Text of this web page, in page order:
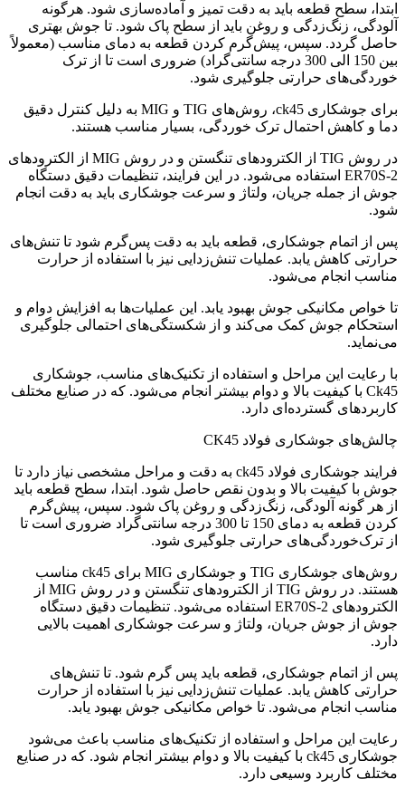
ابتدا، سطح قطعه باید به دقت تمیز و آماده‌سازی شود. هرگونه
آلودگی، زنگ‌زدگی و روغن باید از سطح پاک شود. تا جوش بهتری
حاصل گردد. سپس، پیش‌گرم کردن قطعه به دمای مناسب (معمولاً
بین 150 الی 300 درجه سانتی‌گراد) ضروری است تا از ترک
خوردگی‌های حرارتی جلوگیری شود.
برای جوشکاری ck45، روش‌های TIG و MIG به دلیل کنترل دقیق
دما و کاهش احتمال ترک خوردگی، بسیار مناسب هستند.
در روش TIG از الکترودهای تنگستن و در روش MIG از الکترودهای
ER70S-2 استفاده می‌شود. در این فرایند، تنظیمات دقیق دستگاه
جوش از جمله جریان، ولتاژ و سرعت جوشکاری باید به دقت انجام
شود.
پس از اتمام جوشکاری، قطعه باید به دقت پس‌گرم شود تا تنش‌های
حرارتی کاهش یابد. عملیات تنش‌زدایی نیز با استفاده از حرارت
مناسب انجام می‌شود.
تا خواص مکانیکی جوش بهبود یابد. این عملیات‌ها به افزایش دوام و
استحکام جوش کمک می‌کند و از شکستگی‌های احتمالی جلوگیری
می‌نماید.
با رعایت این مراحل و استفاده از تکنیک‌های مناسب، جوشکاری
Ck45 با کیفیت بالا و دوام بیشتر انجام می‌شود. که در صنایع مختلف
کاربردهای گسترده‌ای دارد.
چالش‌های جوشکاری فولاد CK45
فرایند جوشکاری فولاد ck45 به دقت و مراحل مشخصی نیاز دارد تا
جوش با کیفیت بالا و بدون نقص حاصل شود. ابتدا، سطح قطعه باید
از هر گونه آلودگی، زنگ‌زدگی و روغن پاک شود. سپس، پیش‌گرم
کردن قطعه به دمای 150 تا 300 درجه سانتی‌گراد ضروری است تا
از ترک‌خوردگی‌های حرارتی جلوگیری شود.
روش‌های جوشکاری TIG و جوشکاری MIG برای ck45 مناسب
هستند. در روش TIG از الکترودهای تنگستن و در روش MIG از
الکترودهای ER70S-2 استفاده می‌شود. تنظیمات دقیق دستگاه
جوش از جوش جریان، ولتاژ و سرعت جوشکاری اهمیت بالایی
دارد.
پس از اتمام جوشکاری، قطعه باید پس گرم شود. تا تنش‌های
حرارتی کاهش یابد. عملیات تنش‌زدایی نیز با استفاده از حرارت
مناسب انجام می‌شود. تا خواص مکانیکی جوش بهبود یابد.
رعایت این مراحل و استفاده از تکنیک‌های مناسب باعث می‌شود
جوشکاری ck45 با کیفیت بالا و دوام بیشتر انجام شود. که در صنایع
مختلف کاربرد وسیعی دارد.